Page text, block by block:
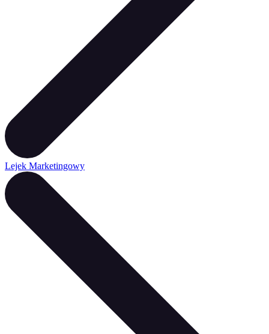
Lejek Marketingowy